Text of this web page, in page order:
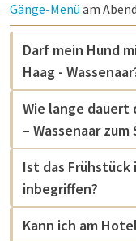
Gänge-Menü am
Darf mein Hund
Haag -
Wie lange dauert
– Wassenaar zum
Ist das Frühstück
inbegriffen?
Kann ich am